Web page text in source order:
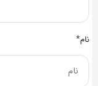
نام*